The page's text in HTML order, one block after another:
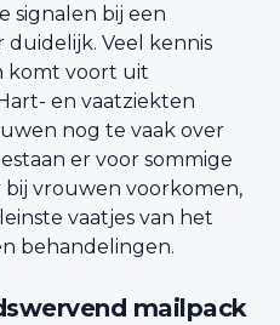
signalen bij een
Veel kennis
komt voort uit
en vaatziekten
nog te vaak over
er voor sommige
vrouwen voorkomen,
vaatjes van het
behandelingen.
mailpack